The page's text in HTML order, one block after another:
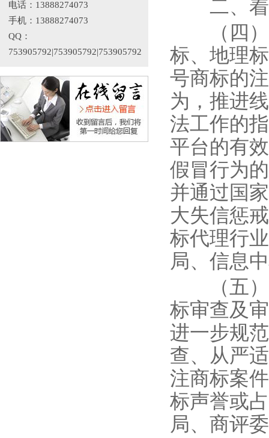
电话：13888274073
手机：13888274073
QQ：
753905792|753905792|753905792
二、着
（四）
标、地理
号商标的
为，推进
法工作的
平台的有
假冒行为
并通过国
大失信惩
标代理行
局、信息
（五）
标审查及
进一步规
查、从严
注商标案
标声誉或
局、商评